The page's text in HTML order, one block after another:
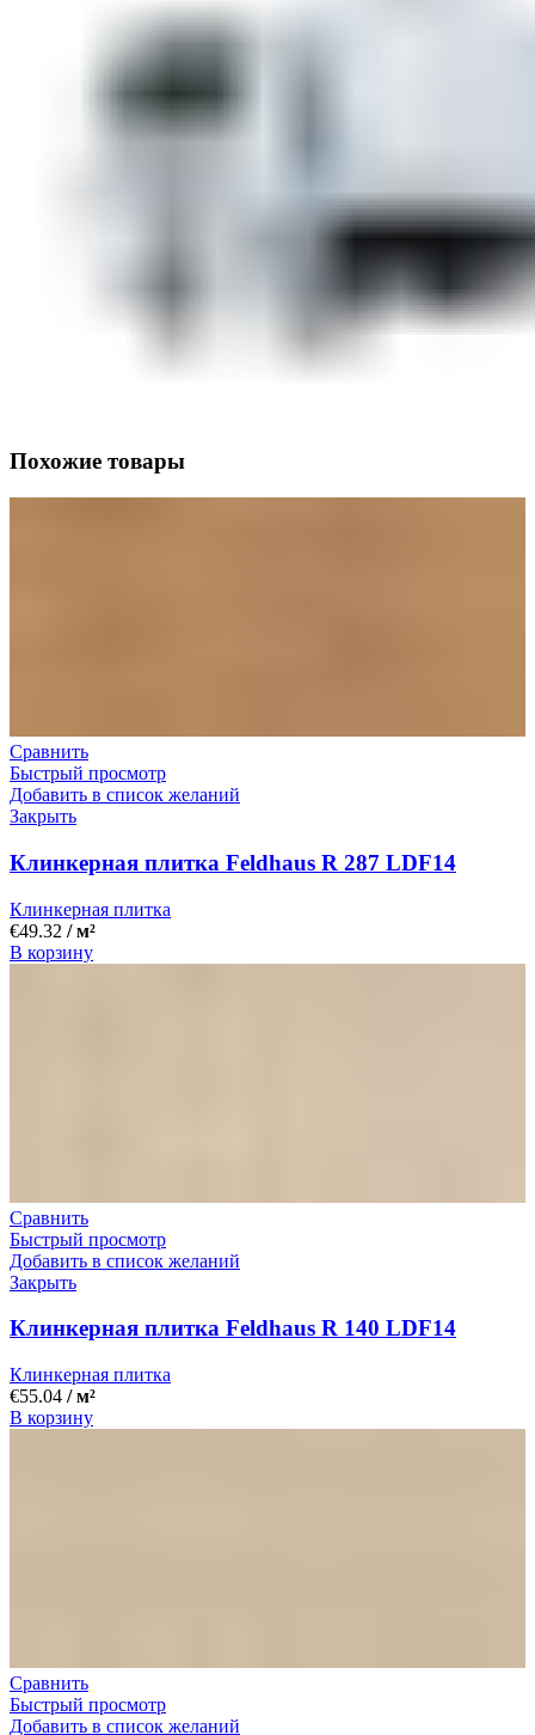
Похожие товары
Сравнить
Быстрый просмотр
Добавить в список желаний
Закрыть
Клинкерная плитка Feldhaus R 287 LDF14
Клинкерная плитка
€49.32 / м²
В корзину
Сравнить
Быстрый просмотр
Добавить в список желаний
Закрыть
Клинкерная плитка Feldhaus R 140 LDF14
Клинкерная плитка
€55.04 / м²
В корзину
Сравнить
Быстрый просмотр
Добавить в список желаний